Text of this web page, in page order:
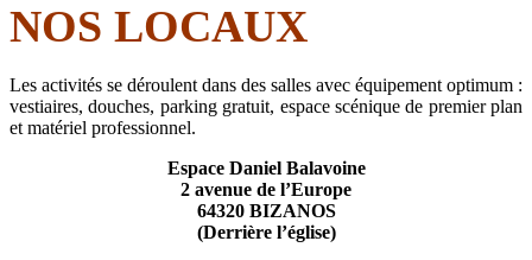
NOS LOCAUX
Les activités se déroulent dans des salles avec équipement optimum :
vestiaires, douches, parking gratuit, espace scénique de premier plan
et matériel professionnel.
Espace Daniel Balavoine
2 avenue de l’Europe
64320 BIZANOS
(Derrière l’église)